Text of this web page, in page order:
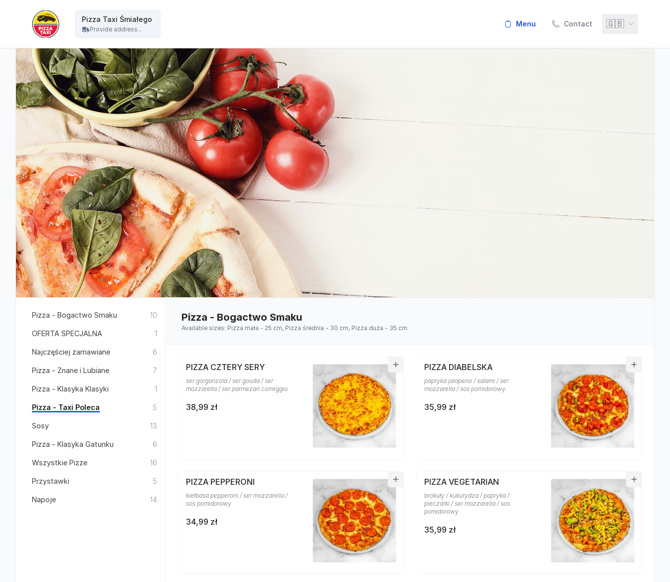
Pizza Taxi Śmiałego
Provide address...
menu Contact 🇬🇧
Pizza - Bogactwo Smaku 10
OFERTA SPECJALNA 1
Najczęściej zamawiane 6
Pizza - Znane i Lubiane 7
Pizza - Klasyka Klasyki 1
Pizza - Taxi Poleca 5
Sosy 13
Pizza - Klasyka Gatunku 6
Wszystkie Pizze 16
Przystawki 5
Napoje 14
Pizza - Bogactwo Smaku
Available sizes: Pizza mała - 25 cm, Pizza średnia - 30 cm, Pizza duża - 35 cm.
PIZZA CZTERY SERY
ser gorgonzola / ser gouda / ser
mozzarella / ser parmezan correggio
38,99 zł
PIZZA DIABELSKA
papryka jalapeno / salami / ser
mozzarella / sos pomidorowy
35,99 zł
PIZZA PEPPERONI
kiełbasa pepperoni / ser mozzarella /
sos pomidorowy
34,99 zł
PIZZA VEGETARIAN
brokuły / kukurydza / papryka /
pieczarki / ser mozzarella / sos
pomidorowy
35,99 zł